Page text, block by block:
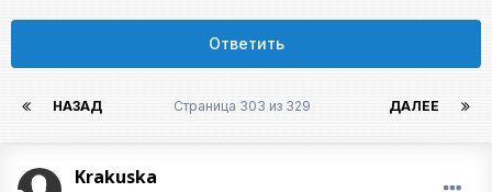
Ответить
НАЗАД ДАЛЕЕ
Страница 303 из 329
Krakuska